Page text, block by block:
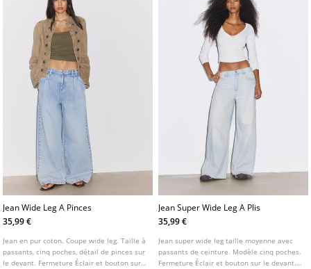
Jean Wide Leg A Pinces
35,99 €
Jean en pur coton. Coupe wide leg. Taille à
passants, cinq poches, détail de pinces sur
le devant. Fermeture Éclair et bouton sur
Jean Super Wide Leg A Plis
35,99 €
Jean super wide leg taille moyenne avec
passants de ceinture. Modèle cinq poches.
Fermeture Éclair et bouton sur le devant.